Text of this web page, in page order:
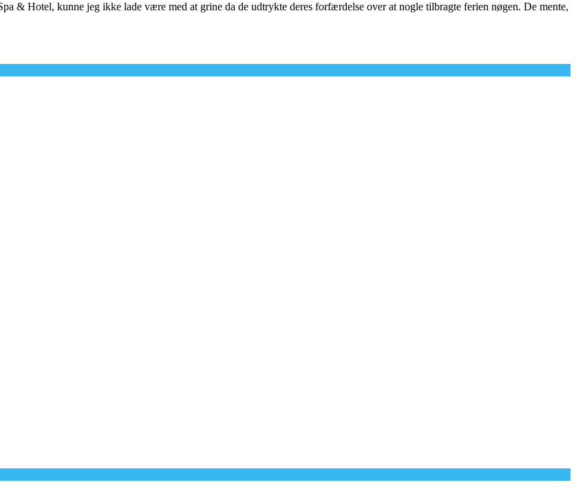
& Hotel, kunne jeg ikke lade være med at grine da de udtrykte deres forfærdelse over at nogle tilbragte ferien nøgen. De mente,